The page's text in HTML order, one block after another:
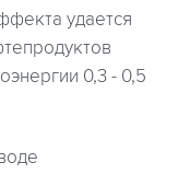
удается
0,3 - 0,5